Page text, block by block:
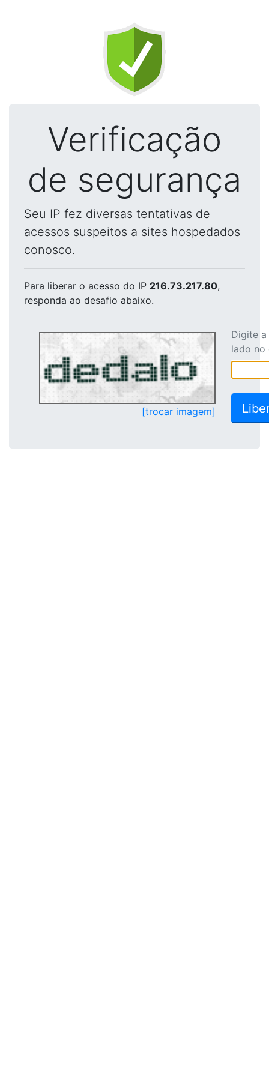
Verificação
de segurança
Seu IP fez diversas tentativas de
acessos suspeitos a sites hospedados
conosco.
Para liberar o acesso do IP 216.73.217.80,
responda ao desafio abaixo.
[trocar imagem]
Digite
lado no